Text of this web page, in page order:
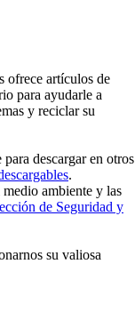
ofrece artículos de
para ayudarle a
y reciclar su
descargar en otros
.
ambiente y las
de Seguridad y
su valiosa